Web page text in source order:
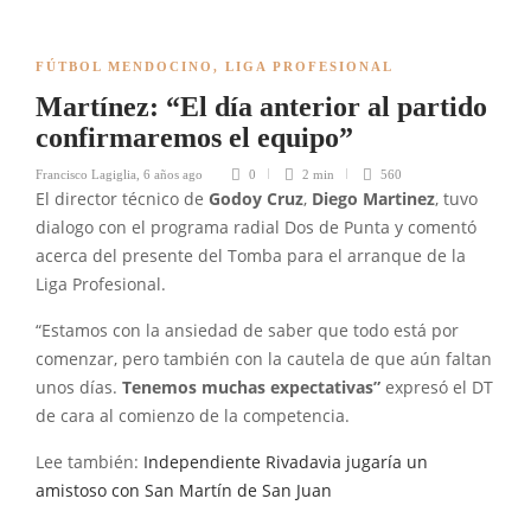
FÚTBOL MENDOCINO , LIGA PROFESIONAL
Martínez: “El día anterior al partido
confirmaremos el equipo”
Francisco Lagiglia 6 años ago 0 2 min 560
El director técnico de Godoy Cruz, Diego Martinez, tuvo
dialogo con el programa radial Dos de Punta y comentó
acerca del presente del Tomba para el arranque de la
Liga Profesional.
“Estamos con la ansiedad de saber que todo está por
comenzar, pero también con la cautela de que aún faltan
unos días. Tenemos muchas expectativas” expresó el DT
de cara al comienzo de la competencia.
Lee también: Independiente Rivadavia jugaría un
amistoso con San Martín de San Juan